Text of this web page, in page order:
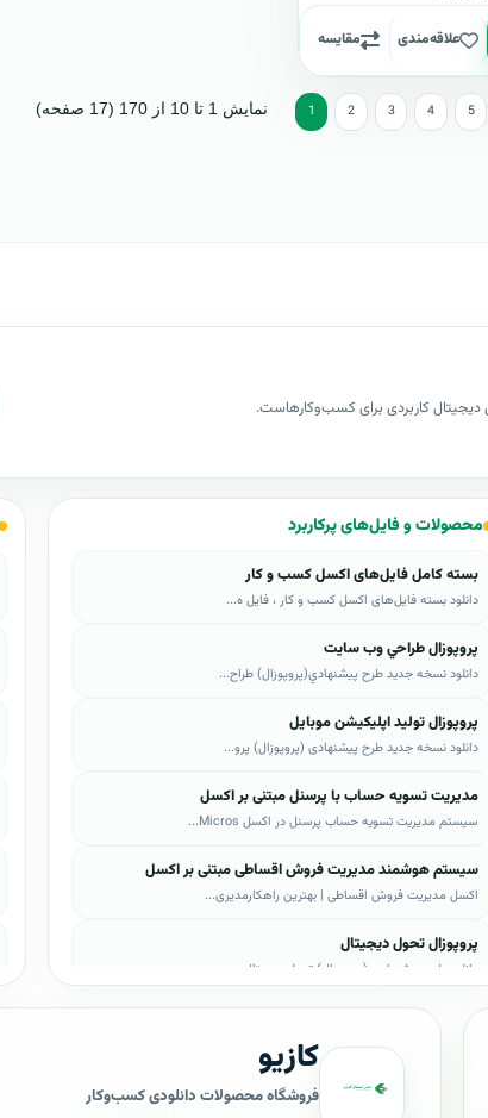
علاقه‌مندی مقایسه
1 2 3 4 5 نمایش 1 تا 10 از 170 (17 صفحه)
دیجیتال کاربردی برای کسب‌وکارهاست.
محصولات و فایل‌های پرکاربرد
بسته کامل فایل‌های اکسل کسب و کار
دانلود بسته فایل‌های اکسل کسب و کار ، فایل ه...
پروپوزال طراحي وب سايت
دانلود نسخه جدید طرح پيشنهادي(پروپوزال) طراح...
پروپوزال تولید اپلیکیشن موبایل
دانلود نسخه جدید طرح پیشنهادی (پروپوزال) پرو...
مدیریت تسویه حساب با پرسنل مبتنی بر اکسل
سیستم مدیریت تسویه حساب پرسنل در اکسل Micros...
سیستم هوشمند مدیریت فروش اقساطی مبتنی بر اکسل
اکسل مدیریت فروش اقساطی | بهترین راهکارمدیری...
پروپوزال تحول دیجیتال
دانلود طرح پیشنهادی (پروپوزال) تحول دیجیتال،...
پروپوزال AI
دانلود طرح پيشنهادي(پروپوزال) هوش مصنوعی (AI...
پروپوزال بیزاجی
کازیو
فروشگاه محصولات دانلودی کسب‌وکار